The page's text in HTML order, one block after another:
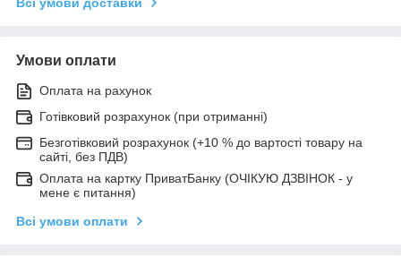
Умови оплати
Оплата на рахунок
Готівковий розрахунок (при отриманні)
Безготівковий розрахунок (+10 % до вартості товару на
сайті, без ПДВ)
Оплата на картку ПриватБанку (ОЧІКУЮ ДЗВІНОК - у
мене є питання)
Всі умови оплати